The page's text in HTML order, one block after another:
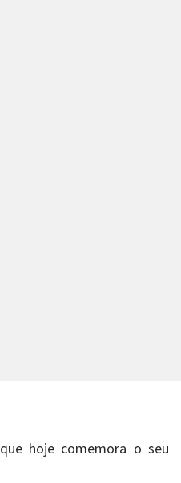
hoje comemora o seu